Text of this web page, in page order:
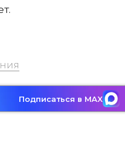
Подписаться в MAX